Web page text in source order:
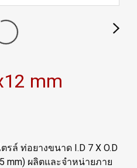
mm
รล์ ท่อยางขนาด I.D 7 X O.D
mm) ผลิตและจำหน่ายภาย